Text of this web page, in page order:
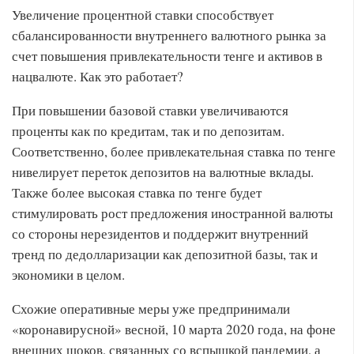
Увеличение процентной ставки способствует
сбалансированности внутреннего валютного рынка за
счет повышения привлекательности тенге и активов в
нацвалюте. Как это работает?
При повышении базовой ставки увеличиваются
проценты как по кредитам, так и по депозитам.
Соответственно, более привлекательная ставка по тенге
нивелирует переток депозитов на валютные вклады.
Также более высокая ставка по тенге будет
стимулировать рост предложения иностранной валюты
со стороны нерезидентов и поддержит внутренний
тренд по дедолларизации как депозитной базы, так и
экономики в целом.
Схожие оперативные меры уже предпринимали
«коронавирусной» весной, 10 марта 2020 года, на фоне
внешних шоков, связанных со вспышкой пандемии, а